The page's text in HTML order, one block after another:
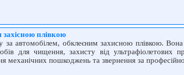
захісною плівкою
за автомобілем, обклеєним захисною плівкою.
для чищення, захисту від ультрафіолетових
механічних пошкоджень та звернення за